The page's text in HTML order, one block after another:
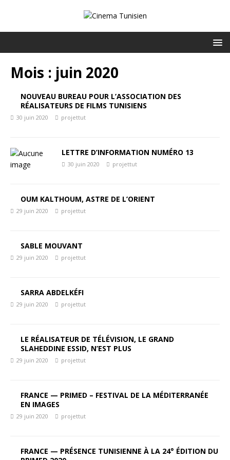
Mois : juin 2020
NOUVEAU BUREAU POUR L’ASSOCIATION DES
RÉALISATEURS DE FILMS TUNISIENS
30 juin 2020 projettut
LETTRE D’INFORMATION NUMÉRO 13
30 juin 2020 projettut
OUM KALTHOUM, ASTRE DE L’ORIENT
29 juin 2020 projettut
SABLE MOUVANT
29 juin 2020 projettut
SARRA ABDELKÉFI
29 juin 2020 projettut
LE RÉALISATEUR DE TÉLÉVISION, LE GRAND
SLAHEDDINE ESSID, N’EST PLUS
29 juin 2020 projettut
FRANCE — PRIMED – FESTIVAL DE LA MÉDITERRANÉE
EN IMAGES
29 juin 2020 projettut
FRANCE — PRÉSENCE TUNISIENNE À LA 24° ÉDITION DU